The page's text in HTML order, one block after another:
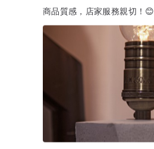
商品質感，店家服務親切！😊